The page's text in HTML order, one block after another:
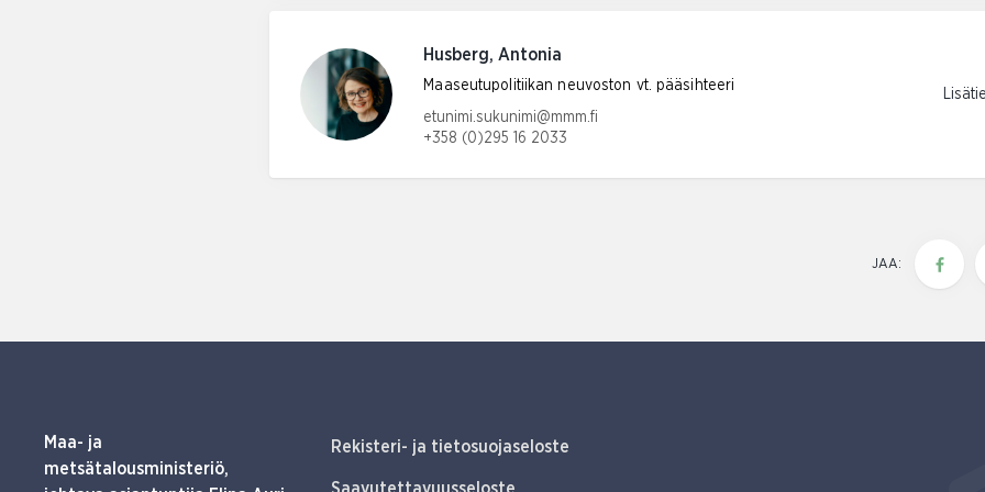
Husberg, Antonia
Maaseutupolitiikan neuvoston vt. pääsihteeri
Sähköpostiosoite:
etunimi.sukunimi@mmm.fi
Puhelinnumero:
+358 (0)295 16 2033
JAA:
Maa- ja
metsätalousministeriö,
Rekisteri- ja tietosuojaseloste